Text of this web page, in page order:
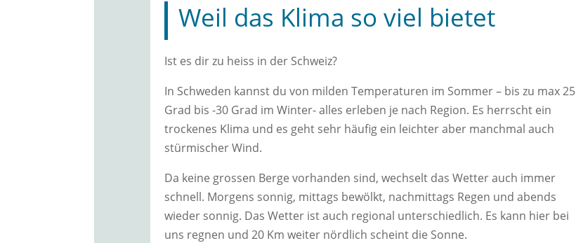
Weil das Klima so viel bietet
Ist es dir zu heiss in der Schweiz?
In Schweden kannst du von milden Temperaturen im Sommer – bis zu max 25
Grad bis -30 Grad im Winter- alles erleben je nach Region. Es herrscht ein
trockenes Klima und es geht sehr häufig ein leichter aber manchmal auch
stürmischer Wind.
Da keine grossen Berge vorhanden sind, wechselt das Wetter auch immer
schnell. Morgens sonnig, mittags bewölkt, nachmittags Regen und abends
wieder sonnig. Das Wetter ist auch regional unterschiedlich. Es kann hier bei
uns regnen und 20 Km weiter nördlich scheint die Sonne.